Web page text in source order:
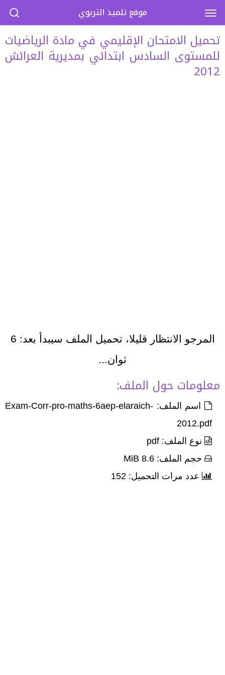
تحميل الامتحان الإقليمي في مادة الرياضيات
للمستوى السادس ابتدائي بمديرية العرائش
2012
المرجو الانتظار قليلا، تحميل الملف سيبدأ بعد: 6
ثوان...
معلومات حول الملف:
اسم الملف: Exam-Corr-pro-maths-6aep-elaraich-
2012.pdf
نوع الملف: pdf
حجم الملف: 8.6 MiB
عدد مرات التحميل: 152
موقع تلميذ التربوي